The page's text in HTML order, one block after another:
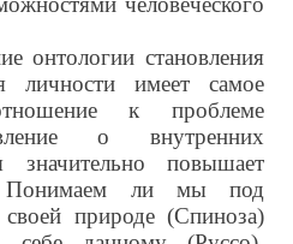
онтологии становления
личности имеет самое
к проблеме
о внутренних
значительно повышает
Понимаем ли мы под
своей природе (Спиноза)